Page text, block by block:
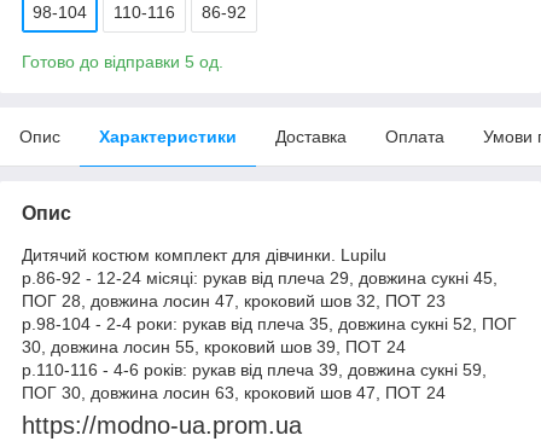
98-104 110-116 86-92
Готово до відправки 5 од.
Опис Характеристики Доставка Оплата Умови
Опис
Дитячий костюм комплект для дівчинки. Lupilu
р.86-92 - 12-24 місяці: рукав від плеча 29, довжина сукні 45,
ПОГ 28, довжина лосин 47, кроковий шов 32, ПОТ 23
р.98-104 - 2-4 роки: рукав від плеча 35, довжина сукні 52, ПОГ
30, довжина лосин 55, кроковий шов 39, ПОТ 24
р.110-116 - 4-6 років: рукав від плеча 39, довжина сукні 59,
ПОГ 30, довжина лосин 63, кроковий шов 47, ПОТ 24
https://modno-ua.prom.ua